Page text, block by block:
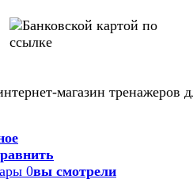
магазин тренажеров
0вы смотрели